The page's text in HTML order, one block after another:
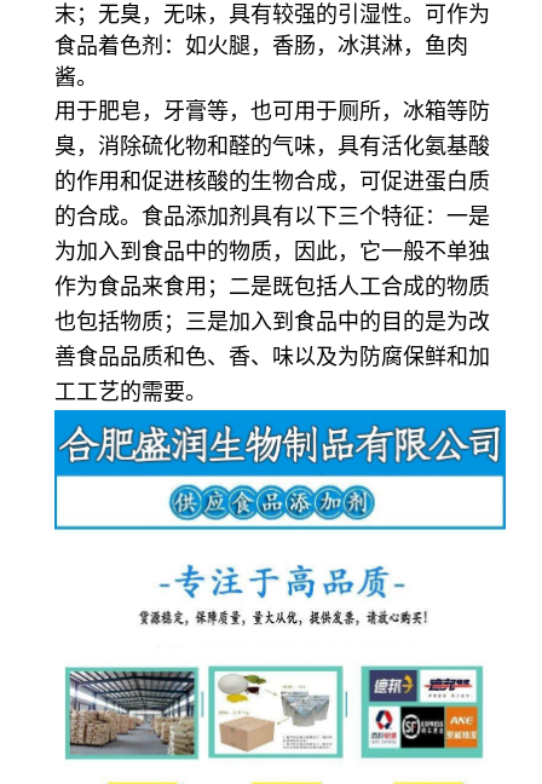
末；无臭，无味，具有较强的引湿性。可作为
食品着色剂：如火腿，香肠，冰淇淋，鱼肉
酱。
用于肥皂，牙膏等，也可用于厕所，冰箱等防
臭，消除硫化物和醛的气味，具有活化氨基酸
的作用和促进核酸的生物合成，可促进蛋白质
的合成。食品添加剂具有以下三个特征：一是
为加入到食品中的物质，因此，它一般不单独
作为食品来食用；二是既包括人工合成的物质
也包括物质；三是加入到食品中的目的是为改
善食品品质和色、香、味以及为防腐保鲜和加
工工艺的需要。